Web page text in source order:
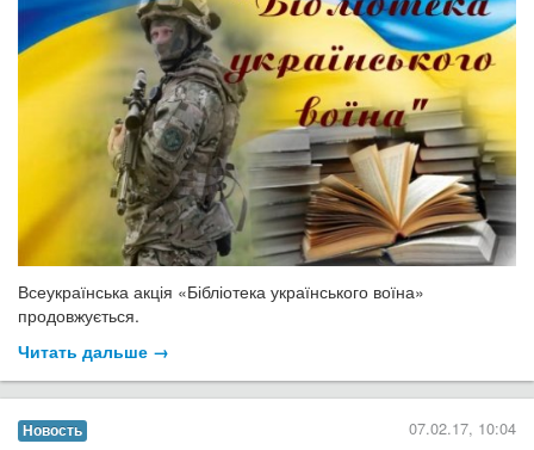
Всеукраїнська акція «Бібліотека українського воїна»
продовжується.
Читать дальше →
Новость 07.02.17, 10:04